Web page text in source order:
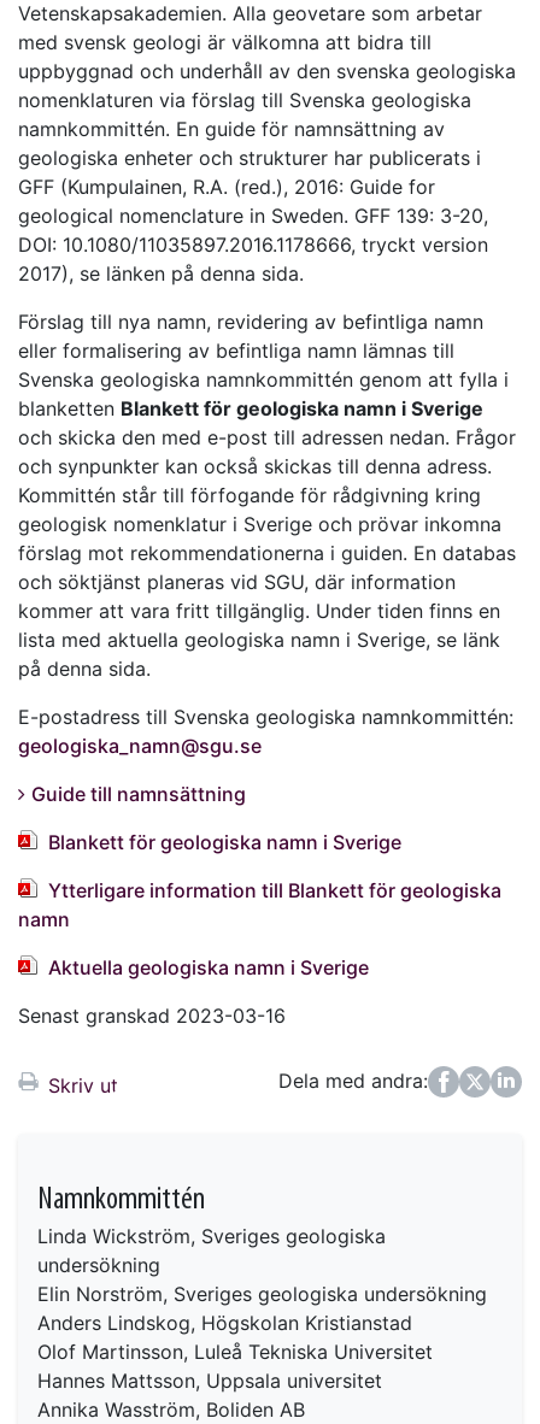
Vetenskapsakademien. Alla geovetare som arbetar
med svensk geologi är välkomna att bidra till
uppbyggnad och underhåll av den svenska geologiska
nomenklaturen via förslag till Svenska geologiska
namnkommittén. En guide för namnsättning av
geologiska enheter och strukturer har publicerats i
GFF (Kumpulainen, R.A. (red.), 2016: Guide for
geological nomenclature in Sweden. GFF 139: 3-20,
DOI: 10.1080/11035897.2016.1178666, tryckt version
2017), se länken på denna sida.
Förslag till nya namn, revidering av befintliga namn
eller formalisering av befintliga namn lämnas till
Svenska geologiska namnkommittén genom att fylla i
blanketten Blankett för geologiska namn i Sverige
och skicka den med e-post till adressen nedan. Frågor
och synpunkter kan också skickas till denna adress.
Kommittén står till förfogande för rådgivning kring
geologisk nomenklatur i Sverige och prövar inkomna
förslag mot rekommendationerna i guiden. En databas
och söktjänst planeras vid SGU, där information
kommer att vara fritt tillgänglig. Under tiden finns en
lista med aktuella geologiska namn i Sverige, se länk
på denna sida.
E-postadress till Svenska geologiska namnkommittén:
geologiska_namn@sgu.se
Guide till namnsättning
Blankett för geologiska namn i Sverige
Ytterligare information till Blankett för geologiska
namn
Aktuella geologiska namn i Sverige
Senast granskad 2023-03-16
Skriv ut Dela med andra:
FacebookTwitter
LinkedIn
Namnkommittén
Linda Wickström, Sveriges geologiska
undersökning
Elin Norström, Sveriges geologiska undersökning
Anders Lindskog, Högskolan Kristianstad
Olof Martinsson, Luleå Tekniska Universitet
Hannes Mattsson, Uppsala universitet
Annika Wasström, Boliden AB